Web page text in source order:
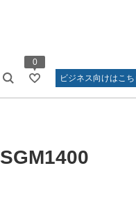
0
ビジネス向けはこち
SGM1400